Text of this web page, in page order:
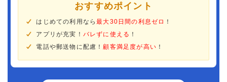
おすすめポイント
はじめての利用なら最大30日間の利息ゼロ ！
アプリが充実！ バレずに使える ！
電話や郵送物に配慮！ 顧客満足度が高い ！